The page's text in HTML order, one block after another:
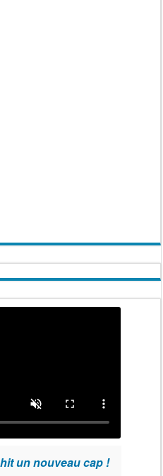
un nouveau cap !